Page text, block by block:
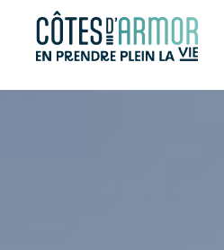
Panneau de gestion des cookies